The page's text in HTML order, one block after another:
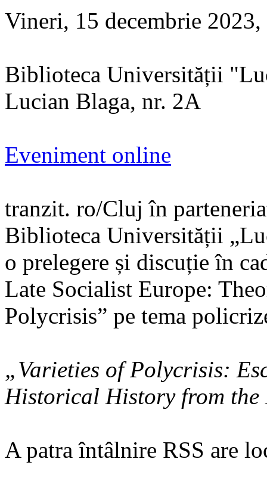
Vineri, 15 decembrie
Biblioteca Universității
Lucian Blaga, nr. 2A
Eveniment online
tranzit. ro/Cluj în
Biblioteca Universității
o prelegere și discuție în
Late Socialist Europe:
Polycrisis” pe tema
„Varieties of Polycrisis:
Historical History from the
A patra întâlnire RSS are